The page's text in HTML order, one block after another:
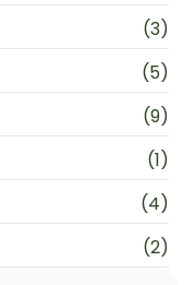
(3)
(5)
(9)
(1)
(4)
(2)